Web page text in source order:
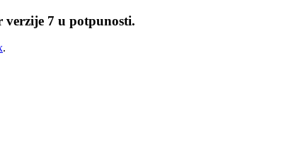
7 u potpunosti.
.